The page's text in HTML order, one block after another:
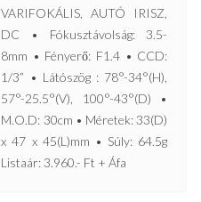
VARIFOKÁLIS, AUTÓ IRISZ,
DC • Fókusztávolság: 3.5-
8mm • Fényerő: F1.4 • CCD:
1/3” • Látószög : 78°-34°(H),
57°-25.5°(V), 100°-43°(D) •
M.O.D: 30cm • Méretek: 33(D)
x 47 x 45(L)mm • Súly: 64.5g
Listaár: 3.960.- Ft + Áfa